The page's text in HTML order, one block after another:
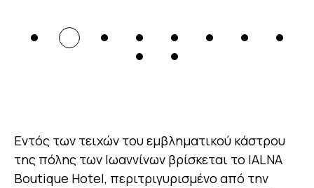
Εντός των τειχών του εμβληματικού κάστρου
της πόλης των Ιωαννίνων βρίσκεται το IALNA
Boutique Hotel, περιτριγυρισμένο από την